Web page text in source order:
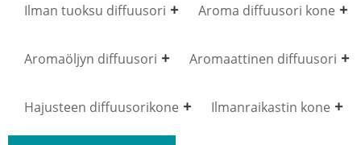
Ilman tuoksu diffuusori Aroma diffuusori kone
Aromaöljyn diffuusori Aromaattinen diffuusori
Hajusteen diffuusorikone Ilmanraikastin kone